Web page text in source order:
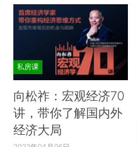
私房课
向松祚：宏观经济70
讲，带你了解国内外
经济大局